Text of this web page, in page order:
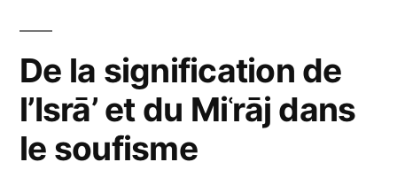
De la signification de
l’Isrā’ et du Miʿrāj dans
le soufisme